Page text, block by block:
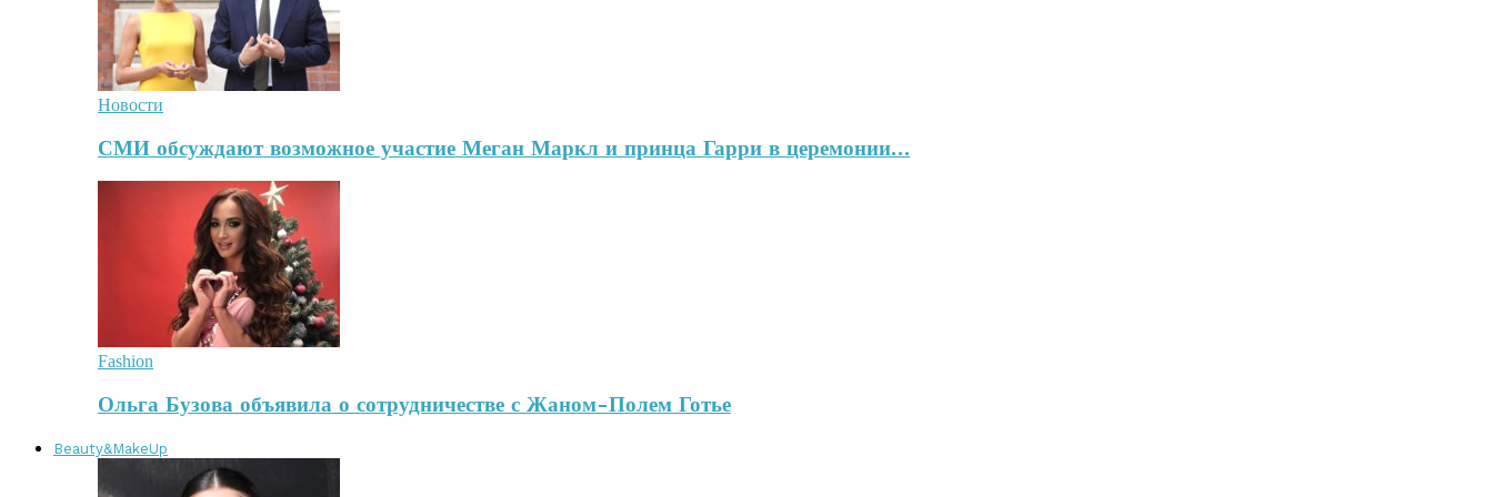
Новости
СМИ обсуждают возможное участие Меган Маркл и принца Гарри в церемонии…
Fashion
Ольга Бузова объявила о сотрудничестве с Жаном-Полем Готье
Beauty&MakeUp